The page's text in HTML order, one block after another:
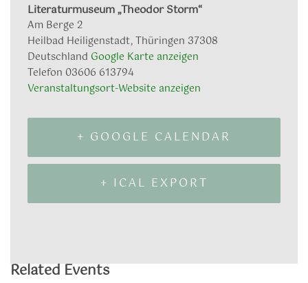
Literaturmuseum „Theodor Storm“
Am Berge 2
Heilbad Heiligenstadt,Thüringen 37308
Deutschland Google Karte anzeigen
Telefon 03606 613794
Veranstaltungsort-Website anzeigen
+ GOOGLE CALENDAR
+ ICAL EXPORT
Related Events